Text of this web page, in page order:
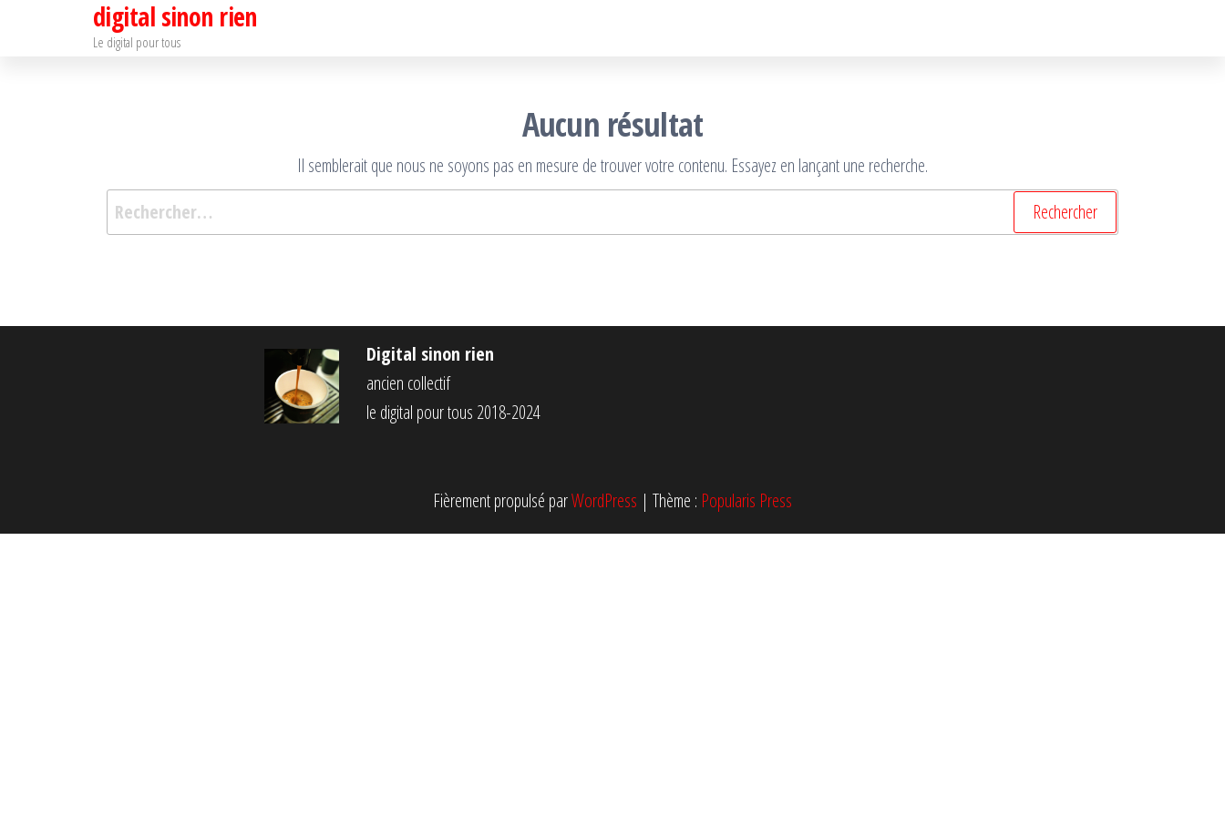
digital sinon rien
Le digital pour tous
Aucun résultat
Il semblerait que nous ne soyons pas en mesure de trouver votre contenu. Essayez en lançant une recherche.
Digital sinon rien
ancien collectif
le digital pour tous 2018-2024
Fièrement propulsé parWordPress | Thème : Popularis Press